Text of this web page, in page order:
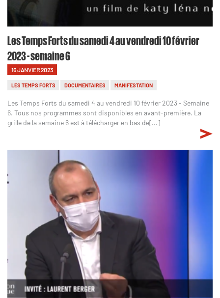
Les Temps Forts du samedi 4 au vendredi 10 février
2023 - semaine 6
16 JANVIER 2023
LES TEMPS FORTS DOCUMENTAIRES MANIFESTATION
Les Temps Forts du samedi 4 au vendredi 10 février 2023 - Semaine
6. Tous nos programmes sont disponibles en avant-première. La
grille de la semaine 6 est à télécharger en bas de[...]